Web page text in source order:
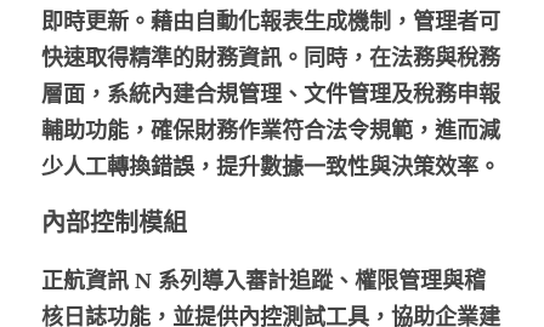
即時更新。藉由自動化報表生成機制，管理者可
快速取得精準的財務資訊。同時，在法務與稅務
層面，系統內建合規管理、文件管理及稅務申報
輔助功能，確保財務作業符合法令規範，進而減
少人工轉換錯誤，提升數據一致性與決策效率。
內部控制模組
正航資訊 N 系列導入審計追蹤、權限管理與稽
核日誌功能，並提供內控測試工具，協助企業建